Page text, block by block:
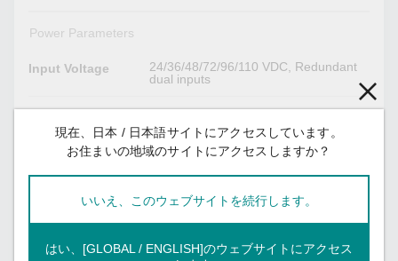
Power Parameters
Input Voltage
24/36/48/72/96/110 VDC, Redundant
dual inputs
Voltage
16.8 to 137.5 VDC
Protection
Connector
現在、日本 / 日本語サイトにアクセスしています。
お住まいの地域のサイトにアクセスしますか？
いいえ、このウェブサイトを続行します。
はい、[GLOBAL / ENGLISH]のウェブサイトにアクセス